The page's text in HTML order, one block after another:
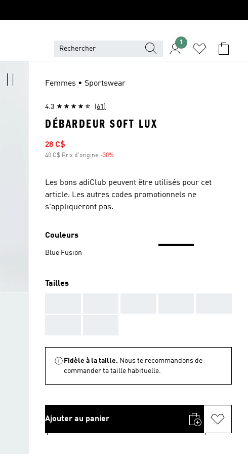
1
Femmes • Sportswear
4.3 (61)
DÉBARDEUR SOFT LUX
Prix soldé
28 C$
40 C$ Prix d'origine -30%
Les bons adiClub peuvent être utilisés pour cet
article. Les autres codes promotionnels ne
s'appliqueront pas.
Couleurs
Blue Fusion
Tailles
Fidèle à la taille. Nous te recommandons de
commander ta taille habituelle.
Ajouter au panier